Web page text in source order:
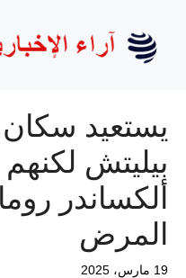
المحتوى
يستعيد سكان
بيليتش
ألكساندر
المرض
19 مارس، 2025